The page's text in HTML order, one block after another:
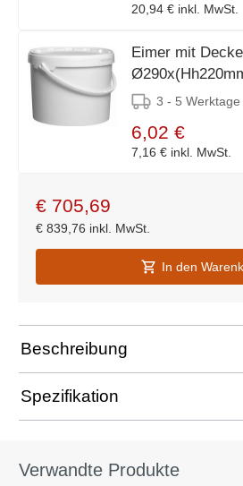
20,94 € inkl. MwSt.
Eimer mit
3 - 5 Werktage
6,02 €
7,16 € inkl. MwSt.
€ 705,69
€ 839,76 inkl. MwSt.
In den
Beschreibung
Spezifikation
Verwandte Produkte